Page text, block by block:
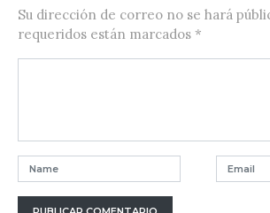
Su dirección de correo no se hará
requeridos están marcados *